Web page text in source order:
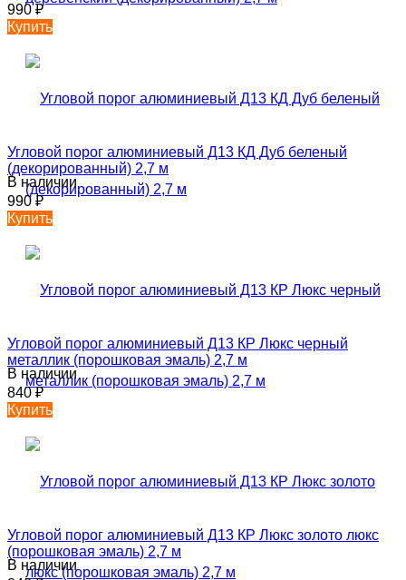
990₽
Купить
Угловой порог алюминиевый Д13 КД Дуб беленый
(декорированный) 2,7 м
В наличии
990 ₽
Купить
Угловой порог алюминиевый Д13 КР Люкс черный
металлик (порошковая эмаль) 2,7 м
В наличии
840₽
Купить
Угловой порог алюминиевый Д13 КР Люкс золото люкс
(порошковая эмаль) 2,7 м
В наличии